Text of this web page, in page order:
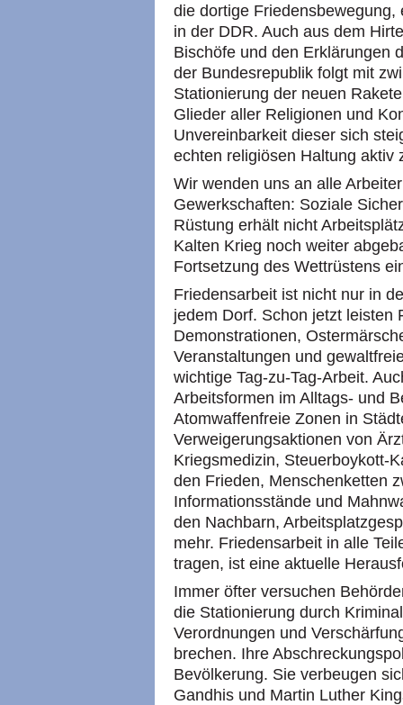
die dortige
in der DDR. Auch aus dem
Bischöfe und den Erklärungen
der Bundesrepublik folgt mit
Stationierung der neuen
Glieder aller Religionen und
Unvereinbarkeit dieser sich
echten religiösen Haltung aktiv
Wir wenden uns an alle
Gewerkschaften: Soziale
Rüstung erhält nicht
Kalten Krieg noch weiter
Fortsetzung des Wettrüstens
Friedensarbeit ist nicht nur in
jedem Dorf. Schon jetzt leisten
Demonstrationen,
Veranstaltungen und
wichtige Tag-zu-Tag-Arbeit.
Arbeitsformen im Alltags- und
Atomwaffenfreie Zonen in
Verweigerungsaktionen von
Kriegsmedizin, Steuerboykott-
den Frieden, Menschenketten
Informationsstände und
den Nachbarn,
mehr. Friedensarbeit in alle
tragen, ist eine aktuelle
Immer öfter versuchen
die Stationierung durch
Verordnungen und
brechen. Ihre
Bevölkerung. Sie verbeugen
Gandhis und Martin Luther